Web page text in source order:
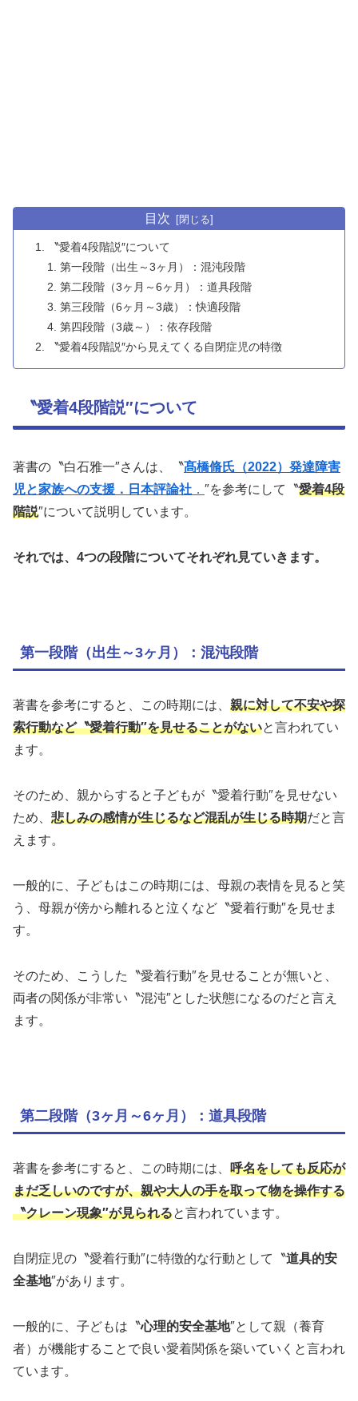
目次
〝愛着4段階説″について
第一段階（出生～3ヶ月）：混沌段階
第二段階（3ヶ月～6ヶ月）：道具段階
第三段階（6ヶ月～3歳）：快適段階
第四段階（3歳～）：依存段階
〝愛着4段階説″から見えてくる自閉症児の特徴
〝愛着4段階説″について
著書の〝白石雅一″さんは、〝髙橋脩氏（2022）発達障害
児と家族への支援．日本評論社 ． ″を参考にして〝愛着4段
階説″について説明しています。
それでは、4つの段階についてそれぞれ見ていきます。
第一段階（出生～3ヶ月）：混沌段階
著書を参考にすると、この時期には、 親に対して不安や探
索行動など〝愛着行動″を見せることがないと言われてい
ます。
そのため、親からすると子どもが〝愛着行動″を見せない
ため、 悲しみの感情が生じるなど混乱が生じる時期だと言
えます。
一般的に、子どもはこの時期には、母親の表情を見ると笑
う、母親が傍から離れると泣くなど〝愛着行動″を見せま
す。
そのため、こうした〝愛着行動″を見せることが無いと、
両者の関係が非常い〝混沌″とした状態になるのだと言え
ます。
第二段階（3ヶ月～6ヶ月）：道具段階
著書を参考にすると、この時期には、 呼名をしても反応が
まだ乏しいのですが、親や大人の手を取って物を操作する
〝クレーン現象″が見られると言われています。
自閉症児の〝愛着行動″に特徴的な行動として〝道具的安
全基地″があります。
一般的に、子どもは〝心理的安全基地″として親（養育
者）が機能することで良い愛着関係を築いていくと言われ
ています。